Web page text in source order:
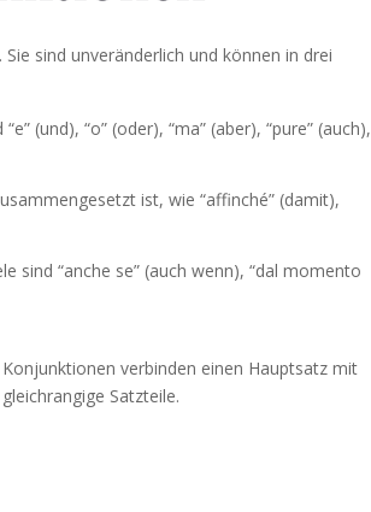
sind unveränderlich und können in drei
(und), “o” (oder), “ma” (aber), “pure” (auch),
ist, wie “affinché” (damit),
sind “anche se” (auch wenn), “dal momento
verbinden einen Hauptsatz mit
Satzteile.